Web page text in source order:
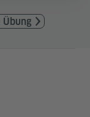
Übung